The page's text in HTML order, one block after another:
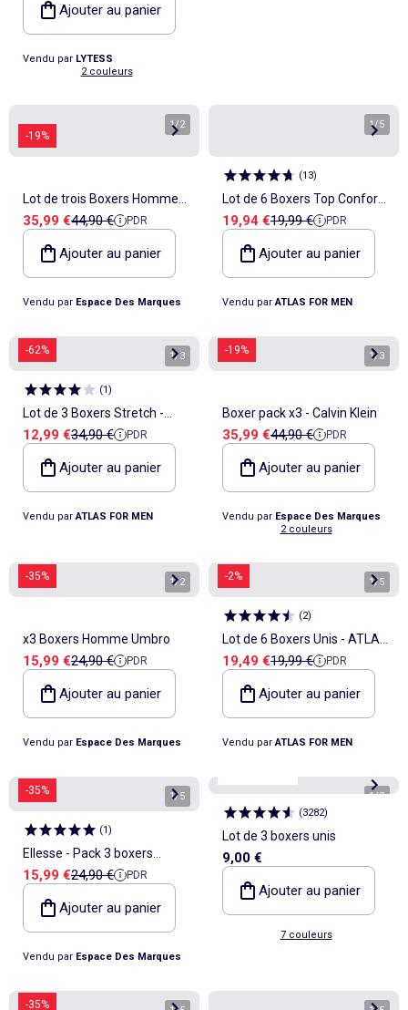
Ajouter au panier
Vendu par LYTESS
2 couleurs
-19%
1/2
Lot de trois Boxers Homme
Tommy Hilfiger
UM0UM03690
Prix de vente
35,99 €Prix de référence
44,90 € PDR
Ajouter au panier
Vendu par Espace Des Marques
1/5
(13)
Lot de 6 Boxers Top Confort -
ATLAS FOR MEN
Prix de vente
19,94 €Prix de référence
19,99 € PDR
Ajouter au panier
Vendu par ATLAS FOR MEN
-62% 1/3
(1)
Lot de 3 Boxers Stretch -
ATLAS FOR MEN
Prix de vente
12,99 €Prix de référence
34,90 € PDR
Ajouter au panier
Vendu par ATLAS FOR MEN
-19% 1/3
Boxer pack x3 - Calvin Klein
Prix de vente
35,99 €Prix de référence
44,90 € PDR
Ajouter au panier
Vendu par Espace Des Marques
2 couleurs
-35% 1/2
x3 Boxers Homme Umbro
Prix de vente
15,99 €Prix de référence
24,90 € PDR
Ajouter au panier
Vendu par Espace Des Marques
-2% 1/5
(2)
Lot de 6 Boxers Unis - ATLAS
FOR MEN
Prix de vente
19,49 €Prix de référence
19,99 € PDR
Ajouter au panier
Vendu par ATLAS FOR MEN
-35% 1/5
(1)
Ellesse - Pack 3 boxers
homme
Prix de vente
15,99 €Prix de référence
24,90 € PDR
Ajouter au panier
Vendu par Espace Des Marques
1/2
(3282)
Lot de 3 boxers unis
9,00 €
Ajouter au panier
7 couleurs
-35%